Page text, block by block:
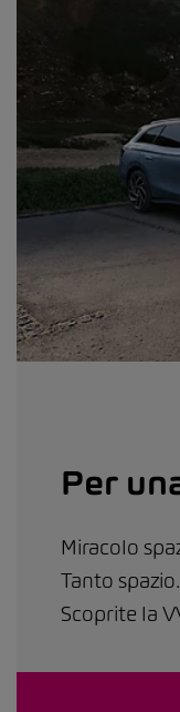
Per
Miracolo
Tanto
Scoprite la